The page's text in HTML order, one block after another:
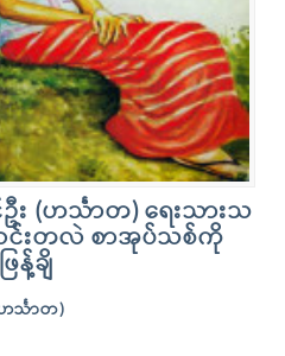
(ဟင်္သာတ) ရေးသားသ
းတလဲ စာအုပ်သစ်ကို
ချိ
င်္သာတ)